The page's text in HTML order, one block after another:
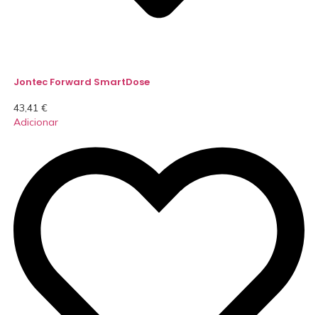
Jontec Forward SmartDose
43,41 €
Adicionar